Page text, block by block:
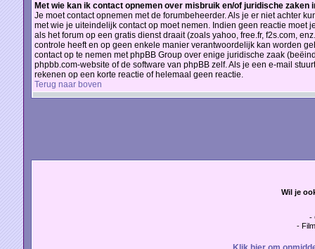
Met wie kan ik contact opnemen over misbruik en/of juridische zaken
Je moet contact opnemen met de forumbeheerder. Als je er niet achter
met wie je uiteindelijk contact op moet nemen. Indien geen reactie
als het forum op een gratis dienst draait (zoals yahoo, free.fr, f2s.com,
controle heeft en op geen enkele manier verantwoordelijk kan worden
contact op te nemen met phpBB Group over enige juridische zaak
phpbb.com-website of de software van phpBB zelf. Als je een e-mail
rekenen op een korte reactie of helemaal geen reactie.
Terug naar boven
Wil je
-
-